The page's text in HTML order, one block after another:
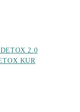
2.0
KUR